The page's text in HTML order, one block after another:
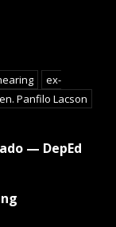
ex-
Panfilo Lacson
— DepEd